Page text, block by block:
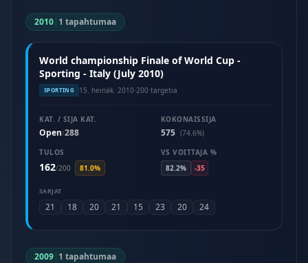
2010| 1 tapahtumaa
World championship Finale of World Cup -
Sporting - Italy (July 2010)
SPORTING 15. heinäk. 2010·200 targetia
KAT. / SIJA KAT.
Open/288
KOKONAISSIJA
575 (74.6%)
TULOS
162/200 81.0%
VS VOITTAJA %
82.2%
-35
SARJAT
21 18 20 21 15 23 20 24
2009| 1 tapahtumaa